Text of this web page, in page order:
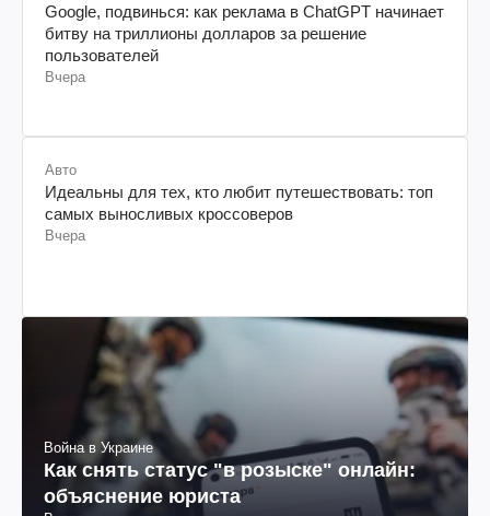
Google, подвинься: как реклама в ChatGPT начинает
битву на триллионы долларов за решение
пользователей
Вчера
Авто
Идеальны для тех, кто любит путешествовать: топ
самых выносливых кроссоверов
Вчера
Война в Украине
Как снять статус "в розыске" онлайн:
объяснение юриста